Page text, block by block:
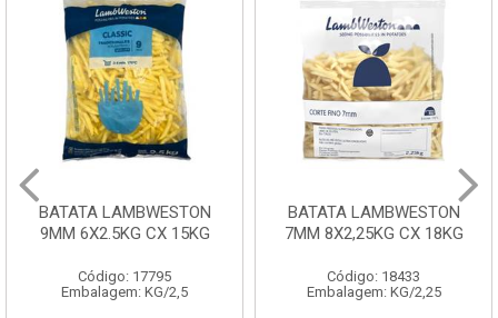
BATATA LAMBWESTON
9MM 6X2.5KG CX 15KG
Código: 17795
Embalagem: KG/2,5
BATATA LAMBWESTON
7MM 8X2,25KG CX 18KG
Código: 18433
Embalagem: KG/2,25